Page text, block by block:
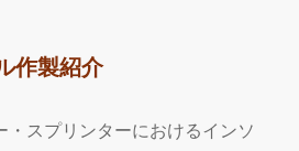
作製紹介
・スプリンターにおけるインソ